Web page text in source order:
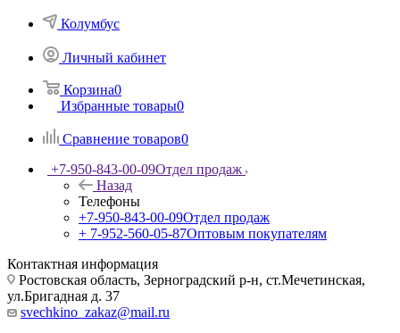
Колумбус
Личный кабинет
Корзина0
Избранные товары0
Сравнение товаров0
+7-950-843-00-09Отдел продаж
Назад
Телефоны
+7-950-843-00-09Отдел продаж
+ 7-952-560-05-87Оптовым покупателям
Контактная информация
Ростовская область, Зерноградский р-н, ст.Мечетинская,
ул.Бригадная д. 37
svechkino_zakaz@mail.ru